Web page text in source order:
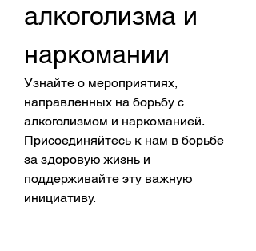
алкоголизма и
наркомании
Узнайте о мероприятиях,
направленных на борьбу с
алкоголизмом и наркоманией.
Присоединяйтесь к нам в борьбе
за здоровую жизнь и
поддерживайте эту важную
инициативу.